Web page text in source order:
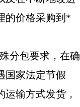
的价格采购到*
分包要求，在确
国家法定节假
运输方式发货，